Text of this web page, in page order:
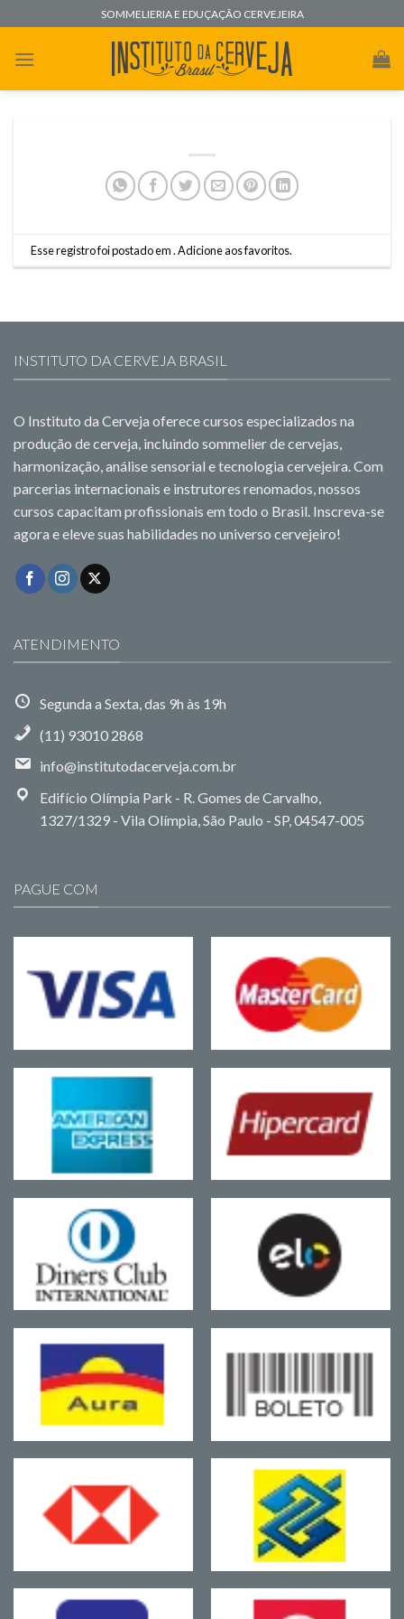
to
content
SOMMELIERIA E EDUÇAÇÃO CERVEJEIRA
Esse registro foi postado em .Adicione aos favoritos.
INSTITUTO DA CERVEJA BRASIL
O Instituto da Cerveja oferece cursos especializados na
produção de cerveja, incluindo sommelier de cervejas,
harmonização, análise sensorial e tecnologia cervejeira. Com
parcerias internacionais e instrutores renomados, nossos
cursos capacitam profissionais em todo o Brasil. Inscreva-se
agora e eleve suas habilidades no universo cervejeiro!
ATENDIMENTO
Segunda a Sexta, das 9h às 19h
(11) 93010 2868
info@institutodacerveja.com.br
Edifício Olímpia Park - R. Gomes de Carvalho,
1327/1329 - Vila Olímpia, São Paulo - SP, 04547-005
PAGUE COM